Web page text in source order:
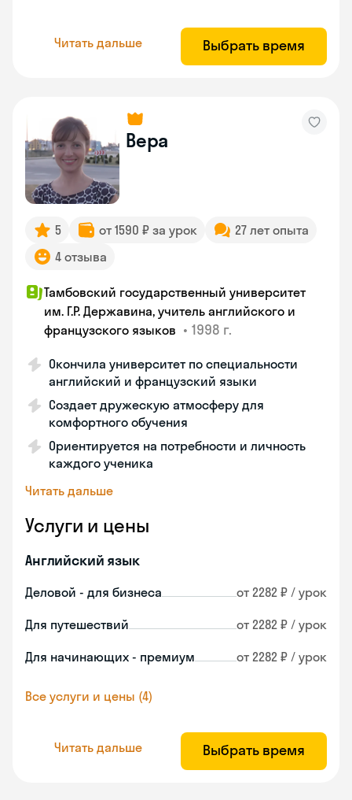
Читать дальше Выбрать время
Вера
5 от 1590 ₽ за урок
27 лет опыта
4 отзыва
Тамбовский государственный университет
им. Г.Р. Державина, учитель английского и
французского языков • 1998 г.
Окончила университет по специальности
английский и французский языки
Создает дружескую атмосферу для
комфортного обучения
Ориентируется на потребности и личность
каждого ученика
Читать дальше
Услуги и цены
Английский язык
Деловой - для бизнеса от 2282 ₽ / урок
Для путешествий от 2282 ₽ / урок
Для начинающих - премиум от 2282 ₽ / урок
Все услуги и цены (4)
Читать дальше Выбрать время